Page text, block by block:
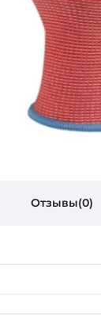
Отзывы(0)